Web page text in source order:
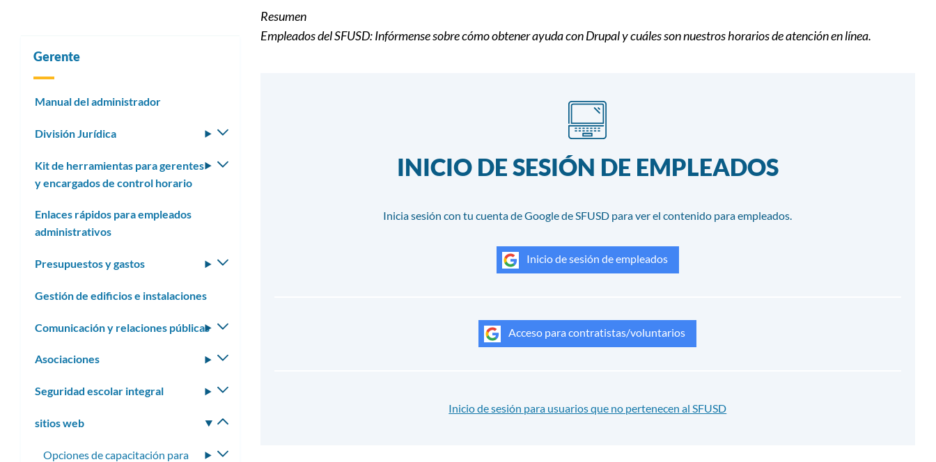
Resumen
Empleados del SFUSD: Infórmense sobre cómo obtener ayuda con Drupal y cuáles son nuestros horarios de atención en línea.
INICIO DE SESIÓN DE EMPLEADOS
Inicia sesión con tu cuenta de Google de SFUSD para ver el contenido para empleados.
Inicio de sesión de empleados
Acceso para contratistas/voluntarios
Inicio de sesión para usuarios que no pertenecen al SFUSD
Gerente
Manual del administrador
División Jurídica
Alternar
Kit de herramientas para gerentes
y encargados de control horario
Alternar
Enlaces rápidos para empleados
administrativos
Presupuestos y gastos
Alternar
Gestión de edificios e instalaciones
Comunicación y relaciones públicas
Alternar
Asociaciones
Alternar
Seguridad escolar integral
Alternar
sitios web
Alternar
Opciones de capacitación para
Alternar